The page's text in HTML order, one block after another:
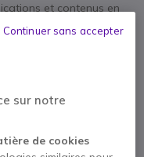
et contenus en
image
fluides et naturels
et support stable
sur notre
de cookies
Continuer sans accepter